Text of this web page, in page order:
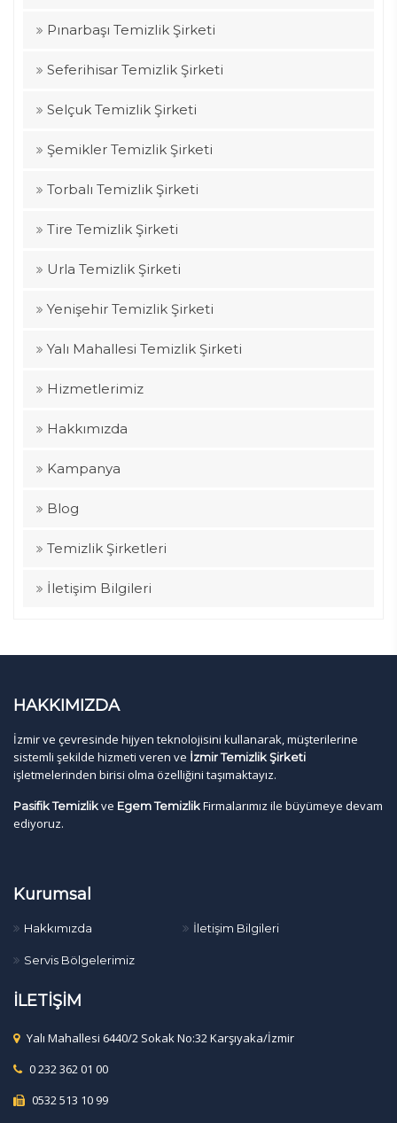
Pınarbaşı Temizlik Şirketi
Seferihisar Temizlik Şirketi
Selçuk Temizlik Şirketi
Şemikler Temizlik Şirketi
Torbalı Temizlik Şirketi
Tire Temizlik Şirketi
Urla Temizlik Şirketi
Yenişehir Temizlik Şirketi
Yalı Mahallesi Temizlik Şirketi
Hizmetlerimiz
Hakkımızda
Kampanya
Blog
Temizlik Şirketleri
İletişim Bilgileri
HAKKIMIZDA
İzmir ve çevresinde hijyen teknolojisini kullanarak, müşterilerine
sistemli şekilde hizmeti veren ve İzmir Temizlik Şirketi
işletmelerinden birisi olma özelliğini taşımaktayız.
Pasifik Temizlikve Egem TemizlikFirmalarımız ile büyümeye devam
ediyoruz.
Kurumsal
Hakkımızda İletişim Bilgileri
Servis Bölgelerimiz
İLETİŞİM
Yalı Mahallesi 6440/2 Sokak No:32 Karşıyaka/İzmir
0 232 362 01 00
0532 513 10 99